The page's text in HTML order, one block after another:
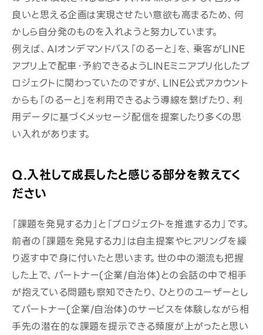
良いと思える企画は実現させたい意欲も高まるため、何
かしら自分発のものを入れようと努力しています。
例えば、AIオンデマンドバス「のるーと」を、乗客がLINE
アプリ上で配車・予約できるようLINEミニアプリ化したプ
ロジェクトに関わっていたのですが、LINE公式アカウント
からも「のるーと」を利用できるよう導線を繋げたり、利
用データに基づくメッセージ配信を提案したり多くの思
い入れがあります。
Q.入社して成長したと感じる部分を教えてく
ださい
「課題を発見する力」と「プロジェクトを推進する力」です。
前者の「課題を発見する力」は自主提案やヒアリングを繰
り返す中で身に付いたと思います。世の中の潮流も把握
した上で、パートナー(企業/自治体)との会話の中で相手
が抱えている問題も察知できたり、ひとりのユーザーとし
てパートナー(企業/自治体)のサービスを体験しながら相
手先の潜在的な課題を提示できる頻度が上がったと思い